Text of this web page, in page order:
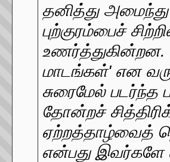
தனித்து
புற்குரம்பைச்
உணர்த்துகின்றன.
மாடங்கள்' என
சுரைமேல் படர்ந்த
தோன்றச்
ஏற்றத்தாழ்வைத்
என்பது இவர்களே